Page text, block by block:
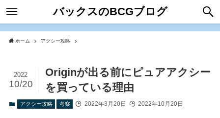
バックスのBCGブログ
ホーム アクシー攻略
Originが出る前にピュアアクシー
を買っている理由
2022
10/20
アクシー攻略 考察 2022年3月20日 2022年10月20日